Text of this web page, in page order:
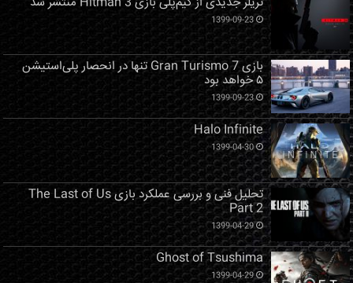
1399-09-23
بازی Gran Turismo 7 تنها در انحصار پلی‌استیشن
۵ خواهد بود
1399-09-23
Halo Infinite
1399-04-30
تحلیل فنی و بررسی عملکرد بازی The Last of Us
Part 2
1399-04-29
Ghost of Tsushima
1399-04-29